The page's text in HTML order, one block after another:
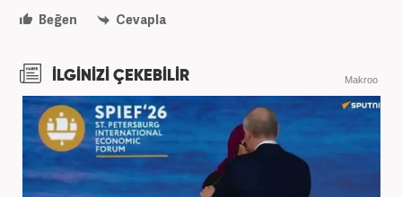
Beğen
Cevapla
İLGİNİZİ ÇEKEBİLİR Makroo